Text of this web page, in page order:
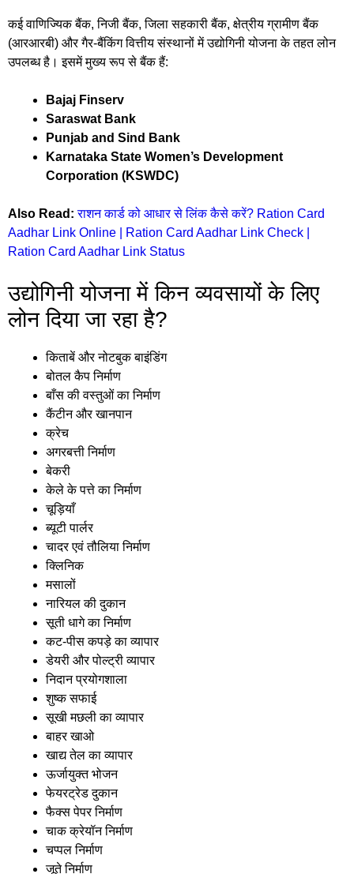
कई वाणिज्यिक बैंक, निजी बैंक, जिला सहकारी बैंक, क्षेत्रीय ग्रामीण बैंक
(आरआरबी) और गैर-बैंकिंग वित्तीय संस्थानों में उद्योगिनी योजना के तहत लोन
उपलब्ध है। इसमें मुख्य रूप से बैंक हैं:
Bajaj Finserv
Saraswat Bank
Punjab and Sind Bank
Karnataka State Women’s Development
Corporation (KSWDC)
Also Read: राशन कार्ड को आधार से लिंक कैसे करें? Ration Card
Aadhar Link Online | Ration Card Aadhar Link Check |
Ration Card Aadhar Link Status
उद्योगिनी योजना में किन व्यवसायों के लिए
लोन दिया जा रहा है?
किताबें और नोटबुक बाइंडिंग
बोतल कैप निर्माण
बाँस की वस्तुओं का निर्माण
कैंटीन और खानपान
क्रेच
अगरबत्ती निर्माण
बेकरी
केले के पत्ते का निर्माण
चूड़ियाँ
ब्यूटी पार्लर
चादर एवं तौलिया निर्माण
क्लिनिक
मसालों
नारियल की दुकान
सूती धागे का निर्माण
कट-पीस कपड़े का व्यापार
डेयरी और पोल्ट्री व्यापार
निदान प्रयोगशाला
शुष्क सफाई
सूखी मछली का व्यापार
बाहर खाओ
खाद्य तेल का व्यापार
ऊर्जायुक्त भोजन
फेयरट्रेड दुकान
फैक्स पेपर निर्माण
चाक क्रेयॉन निर्माण
चप्पल निर्माण
जूते निर्माण